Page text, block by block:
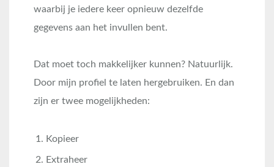
waarbij je iedere keer opnieuw dezelfde
gegevens aan het invullen bent.
Dat moet toch makkelijker kunnen? Natuurlijk.
Door mijn profiel te laten hergebruiken. En dan
zijn er twee mogelijkheden:
Kopieer
Extraheer